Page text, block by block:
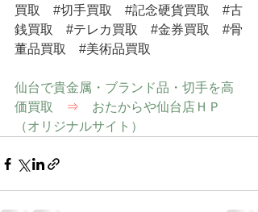
買取
#切手買取 #記念硬貨買取
#古
銭買取
#テレカ買取 #金券買取
#骨
董品買取
#美術品買取
仙台で貴金属・ブランド品・切手を高
価買取
⇒ おたからや仙台店ＨＰ
（オリジナルサイト）